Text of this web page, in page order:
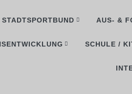
STADTSPORTBUND AUS- &
SCHULE /